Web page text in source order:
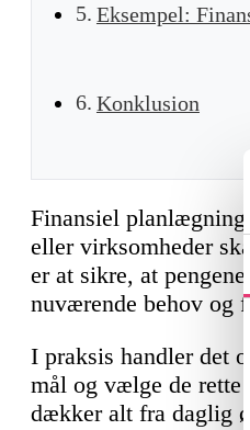
Eksempel:
Konklusion
Finansiel planlægning
eller virksomheder
er at sikre, at
nuværende behov og
I praksis handler det
mål og vælge de
dækker alt fra daglig